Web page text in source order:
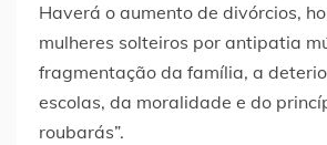
Haverá o aumento de divórcios,
mulheres solteiros por antipatia
fragmentação da família, a
escolas, da moralidade e do
roubarás”.